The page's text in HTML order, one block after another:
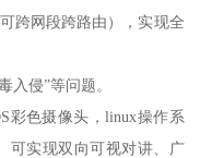
跨网段跨路由），实现全
入侵”等问题。
彩色摄像头，linux操作系
可实现双向可视对讲、广